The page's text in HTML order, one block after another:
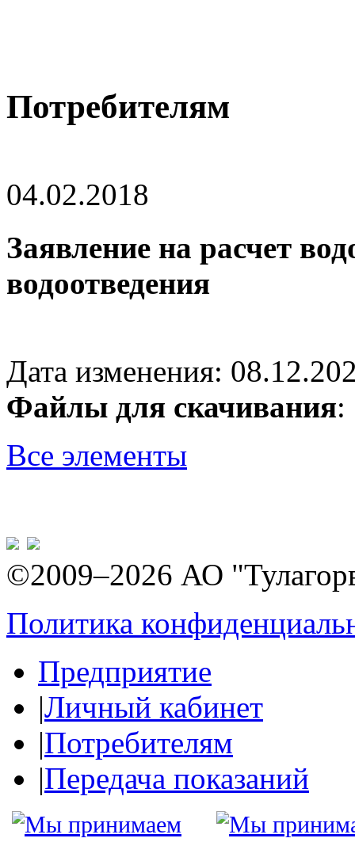
Потребителям
04.02.2018
Заявление на расчет
водоотведения
Дата изменения:
Файлы для скачивания
Все элементы
©2009–2026 АО
Политика
Предприятие
|Личный кабинет
|Потребителям
|Передача показаний